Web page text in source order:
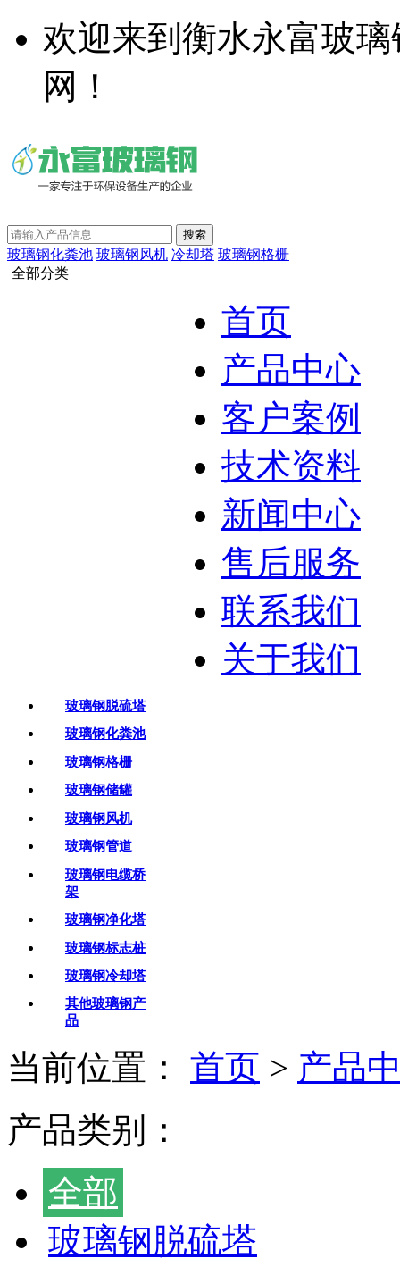
欢迎来到衡水永富玻
网！
玻璃钢化粪池 玻璃钢风机 冷却塔 玻璃钢格栅
全部分类
首页
产品中心
客户案例
技术资料
新闻中心
售后服务
联系我们
关于我们
玻璃钢脱硫塔
玻璃钢化粪池
玻璃钢格栅
玻璃钢储罐
玻璃钢风机
玻璃钢管道
玻璃钢电缆桥
架
玻璃钢净化塔
玻璃钢标志桩
玻璃钢冷却塔
其他玻璃钢产
品
当前位置： 首页 > 产品
产品类别：
全部
玻璃钢脱硫塔